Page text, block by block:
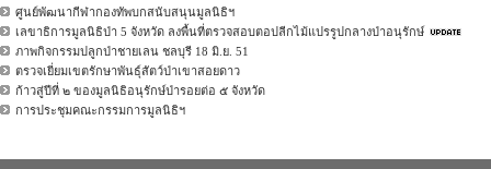
ศูนย์พัฒนากีฬากองทัพบกสนับสนุนมูลนิธิฯ
เลขาธิการมูลนิธิป่า 5 จังหวัด ลงพื้นที่ตรวจสอบตอปลีกไม้แปรรูปกลางป่าอนุรักษ์
ภาพกิจกรรมปลูกป่าชายเลน ชลบุรี 18 มิ.ย. 51
ตรวจเยี่ยมเขตรักษาพันธุ์สัตว์ป่าเขาสอยดาว
ก้าวสู่ปีที่ ๒ ของมูลนิธิอนุรักษ์ป่ารอยต่อ ๕ จังหวัด
การประชุมคณะกรรมการมูลนิธิฯ